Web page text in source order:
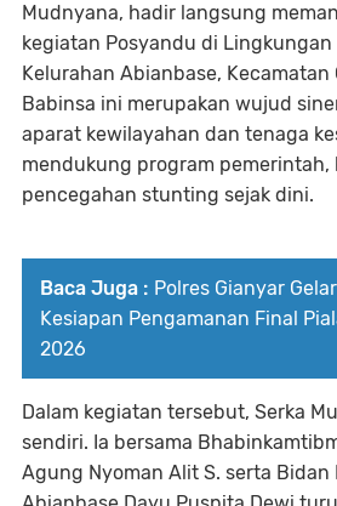
Mudnyana, hadir langsung
kegiatan Posyandu di Lingkungan
Kelurahan Abianbase, Kecamatan
Babinsa ini merupakan wujud
aparat kewilayahan dan tenaga
mendukung program pemerintah,
pencegahan stunting sejak dini.
Baca Juga : Polres Gianyar
Kesiapan Pengamanan Final
2026
Dalam kegiatan tersebut, Serka
sendiri. Ia bersama
Agung Nyoman Alit S. serta Bidan